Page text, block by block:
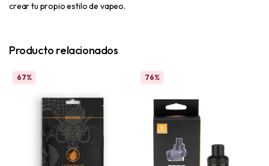
crear tu propio estilo de vapeo.
Producto relacionados
67% 76%